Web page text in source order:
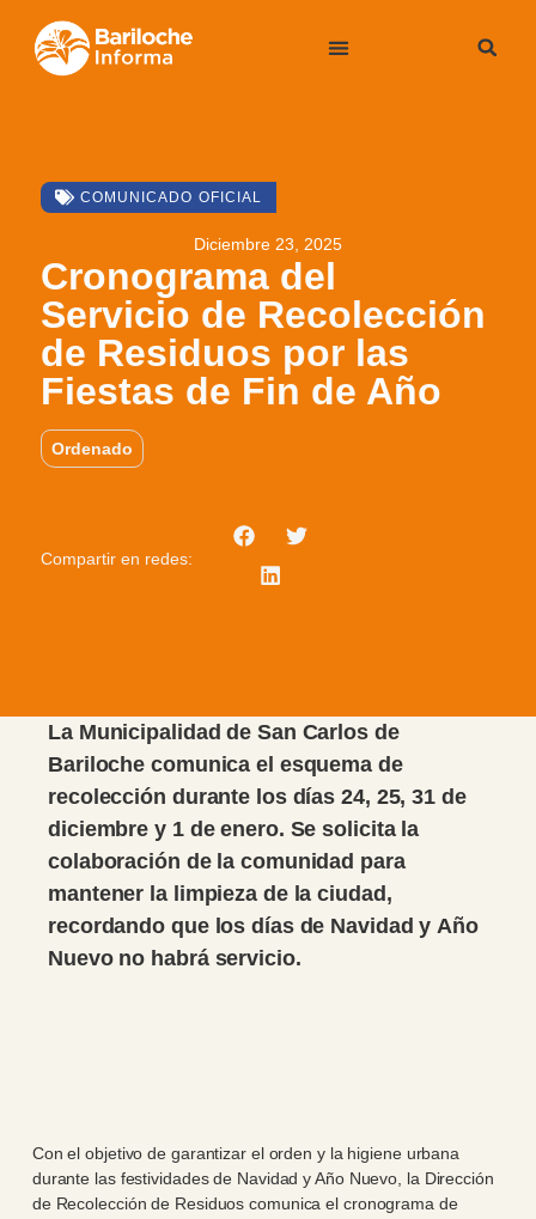
COMUNICADO OFICIAL
Diciembre 23, 2025
Cronograma del
Servicio de Recolección
de Residuos por las
Fiestas de Fin de Año
Ordenado
Compartir en redes:
La Municipalidad de San Carlos de
Bariloche comunica el esquema de
recolección durante los días 24, 25, 31 de
diciembre y 1 de enero. Se solicita la
colaboración de la comunidad para
mantener la limpieza de la ciudad,
recordando que los días de Navidad y Año
Nuevo no habrá servicio.
Con el objetivo de garantizar el orden y la higiene urbana
durante las festividades de Navidad y Año Nuevo, la Dirección
de Recolección de Residuos comunica el cronograma de